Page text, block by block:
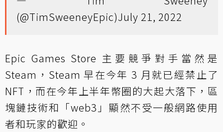
(@TimSweeneyEpic)July 21, 2022
Epic Games Store 主要競爭對手當然是
Steam，Steam 早在今年 3 月就已經禁止了
NFT，而在今年上半年幣圈的大起大落下，區
塊鏈技術和「web3」顯然不受一般網路使用
者和玩家的歡迎。